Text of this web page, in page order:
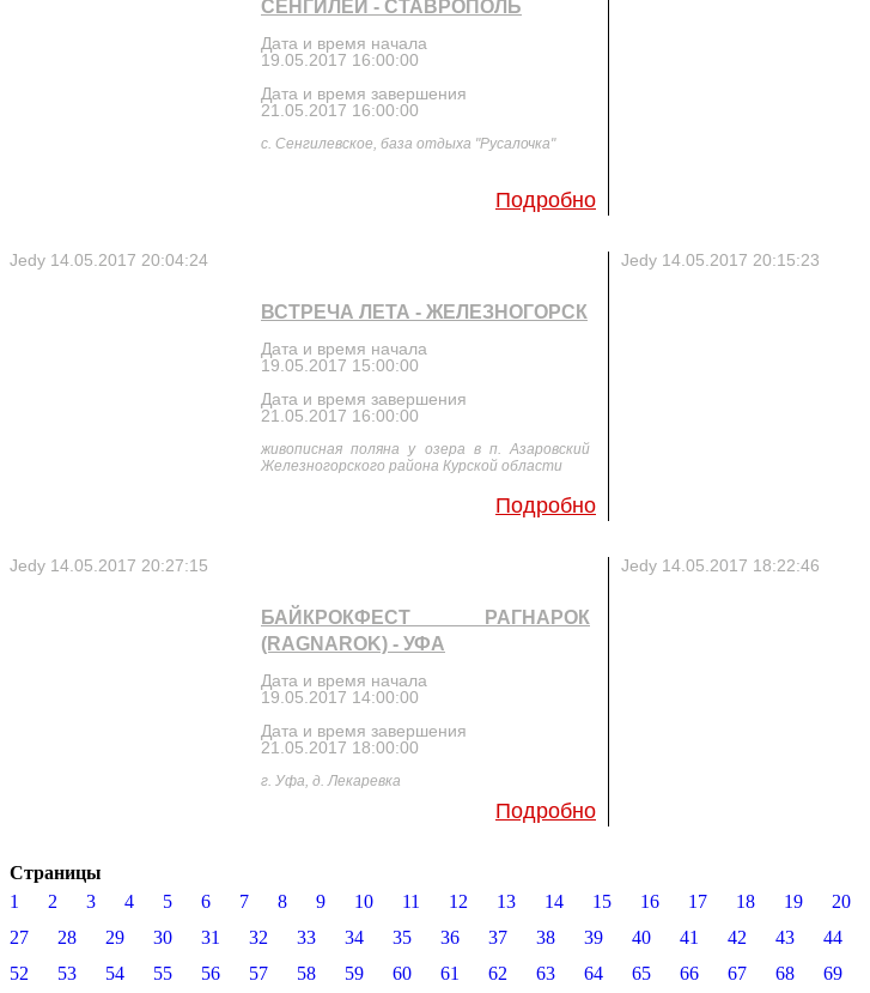
СЕНГИЛЕЙ - СТАВРОПОЛЬ
Дата и время начала
19.05.2017 16:00:00
Дата и время завершения
21.05.2017 16:00:00
с. Сенгилевское, база отдыха "Русалочка"
Подробно
Jedy 14.05.2017 20:04:24
ВСТРЕЧА ЛЕТА - ЖЕЛЕЗНОГОРСК
Дата и время начала
19.05.2017 15:00:00
Дата и время завершения
21.05.2017 16:00:00
живописная поляна у озера в п. Азаровский
Железногорского района Курской области
Подробно
Jedy 14.05.2017 20:15:23
Jedy 14.05.2017 20:27:15
БАЙКРОКФЕСТ РАГНАРОК
(RAGNAROK) - УФА
Дата и время начала
19.05.2017 14:00:00
Дата и время завершения
21.05.2017 18:00:00
г. Уфа, д. Лекаревка
Подробно
Jedy 14.05.2017 18:22:46
Страницы
1
2 3 4 5 6 7 8 9 10 11 12 13 14 15 16 17 18 19 20
27
28 29 30 31 32 33 34 35 36 37 38 39 40 41 42 43 44
52
53 54 55 56 57 58 59 60 61 62 63 64 65 66 67 68 69